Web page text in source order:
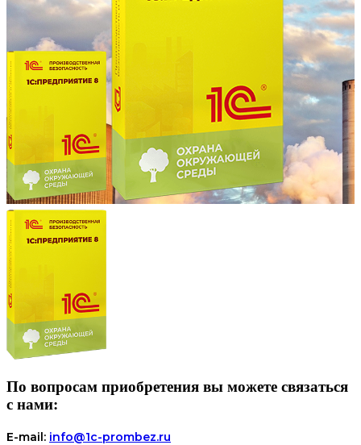
По вопросам приобретения вы можете связаться
с нами:
E-mail: info@1c-prombez.ru